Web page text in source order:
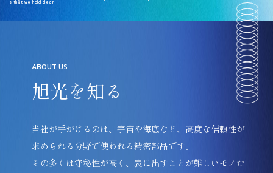
s that we hold dear.
ABOUT US
旭光を知る
当社が手がけるのは、宇宙や海底など、高度な信頼性が
求められる分野で使われる精密部品です。
その多くは守秘性が高く、表に出すことが難しいモノた